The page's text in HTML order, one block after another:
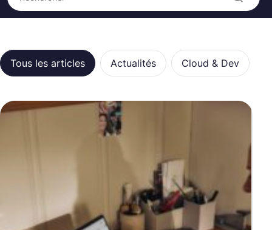
Catégories
Tous les articles Actualités Cloud & Dev